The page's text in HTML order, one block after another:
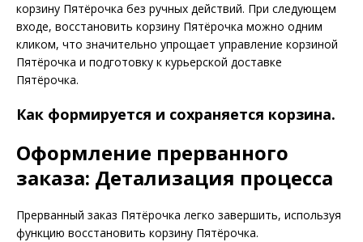
корзину Пятёрочка без ручных действий. При следующем
входе, восстановить корзину Пятёрочка можно одним
кликом, что значительно упрощает управление корзиной
Пятёрочка и подготовку к курьерской доставке
Пятёрочка.
Как формируется и сохраняется корзина.
Оформление прерванного
заказа: Детализация процесса
Прерванный заказ Пятёрочка легко завершить, используя
функцию восстановить корзину Пятёрочка.